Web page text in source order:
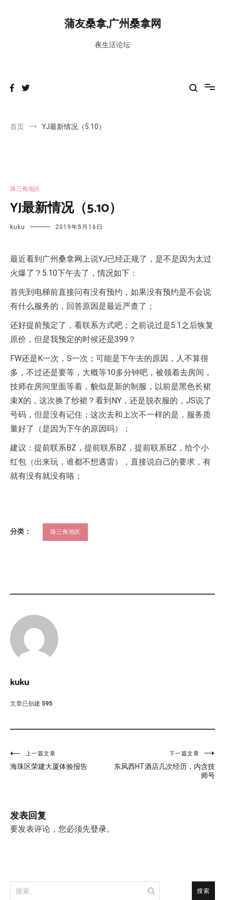
蒲友桑拿,广州桑拿网
夜生活论坛
首页 YJ最新情况（5.10）
珠三角地区
YJ最新情况（5.10）
kuku 2019年5月16日
最近看到广州桑拿网上说YJ已经正规了，是不是因为太过
火爆了？5.10下午去了，情况如下：
首先到电梯前直接问有没有预约，如果没有预约是不会说
有什么服务的，回答原因是最近严查了；
还好提前预定了，看联系方式吧；之前说过是5.1之后恢复
原价，但是我预定的时候还是399？
FW还是K一次，S一次；可能是下午去的原因，人不算很
多，不过还是要等，大概等10多分钟吧，被领着去房间，
技师在房间里面等着，貌似是新的制服，以前是黑色长裙
束X的，这次换了纱裙？看到NY，还是脱衣服的，JS说了
号码，但是没有记住；这次去和上次不一样的是，服务质
量好了（是因为下午的原因吗）；
建议：提前联系BZ，提前联系BZ，提前联系BZ，给个小
红包（出来玩，谁都不想遇雷），直接说自己的要求，有
就有没有就没有咯；
分类： 珠三角地区
kuku
文章已创建 595
文
章
航
上一篇文章
海珠区荣建大厦体验报告
下一篇文章
东风西HT酒店几次经历，内含技
师号
发表回复
要发表评论，您必须先登录。
搜
索：